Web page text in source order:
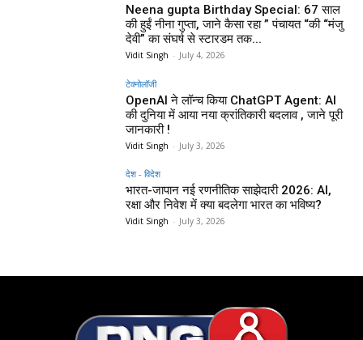
Neena gupta Birthday Special: 67 साल
की हुईं नीना गुप्ता, जाने कैसा रहा ” पंचायत “की “मंजु
देवी” का संघर्ष से स्टारडम तक...
Vidit Singh - July 4, 2026
टेक्नोलॉजी
OpenAI ने लॉन्च किया ChatGPT Agent: AI
की दुनिया में आया नया क्रांतिकारी बदलाव , जाने पूरी
जानकारी !
Vidit Singh - July 3, 2026
देश - विदेश
भारत-जापान नई रणनीतिक साझेदारी 2026: AI,
रक्षा और निवेश में क्या बदलेगा भारत का भविष्य?
Vidit Singh - July 3, 2026